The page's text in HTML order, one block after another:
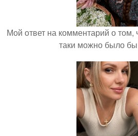
Мой ответ на комментарий о том,
таки можно было бы